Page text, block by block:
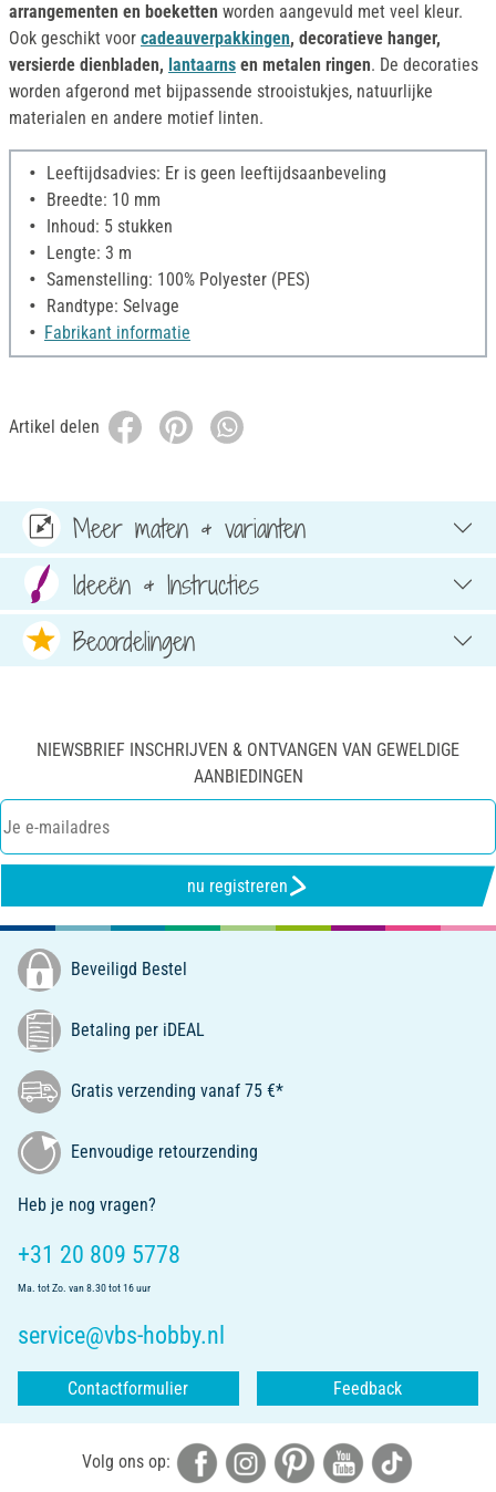
arrangementen en boeketten worden aangevuld met veel kleur.
Ook geschikt voor cadeauverpakkingen, decoratieve hanger,
versierde dienbladen, lantaarns en metalen ringen. De decoraties
worden afgerond met bijpassende strooistukjes, natuurlijke
materialen en andere motief linten.
Leeftijdsadvies: Er is geen leeftijdsaanbeveling
Breedte: 10 mm
Inhoud: 5 stukken
Lengte: 3 m
Samenstelling: 100% Polyester (PES)
Randtype: Selvage
Fabrikant informatie
Artikel delen
Meer maten & varianten
Ideeën & Instructies
Beoordelingen
NIEWSBRIEF INSCHRIJVEN & ONTVANGEN VAN GEWELDIGE
AANBIEDINGEN
nu registreren
Beveiligd Bestel
Betaling per iDEAL
Gratis verzending vanaf 75 €*
Eenvoudige retourzending
Heb je nog vragen?
+31 20 809 5778
Ma. tot Zo. van 8.30 tot 16 uur
service@vbs-hobby.nl
Contactformulier Feedback
Volg ons op: